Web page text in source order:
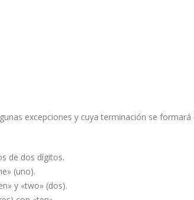
excepciones y cuya terminación se formará
de dos dígitos.
(uno).
y «two» (dos).